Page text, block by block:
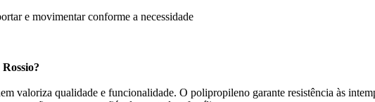
e movimentar conforme a necessidade
valoriza qualidade e funcionalidade. O polipropileno garante resistência às